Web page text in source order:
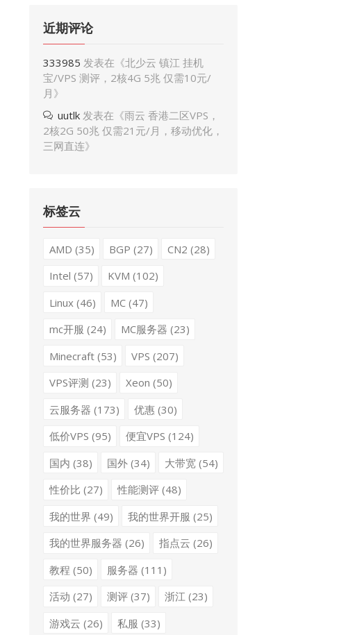
近期评论
333985 发表在《北少云 镇江 挂机
宝/VPS 测评，2核4G 5兆 仅需10元/
月 》
uutlk 发表在《雨云 香港二区VPS，
2核2G 50兆 仅需21元/月，移动优化，
三网直连》
标签云
AMD (35) BGP (27) CN2 (28)
Intel (57) KVM (102)
Linux (46) MC(47)
mc开服 (24) MC服务器 (23)
Minecraft(53) VPS (207)
VPS评测 (23) Xeon (50)
云服务器 (173) 优惠(30)
低价VPS (95) 便宜VPS (124)
国内 (38) 国外(34) 大带宽(54)
性价比 (27) 性能测评(48)
我的世界 (49) 我的世界开服 (25)
我的世界服务器 (26) 指点云 (26)
教程 (50) 服务器 (111)
活动 (27) 测评(37) 浙江 (23)
游戏云 (26) 私服 (33)